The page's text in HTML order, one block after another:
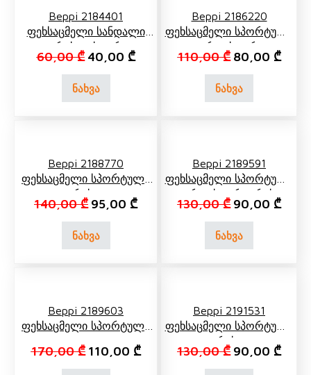
Beppi 2184401
Ფეხსაცმელი Სანდალი
Ვერცხლისფერი
60,00₾ Original price was: 60,00 ₾.
40,00 ₾Current price is: 40,00 ₾.
ნახვა
Beppi 2186220
Ფეხსაცმელი Სპორტული
Ვარდისფერი
110,00₾ Original price
80,00 ₾
ნახვა
Beppi 2188770
Ფეხსაცმელი Სპორტული
Რუხი
140,00₾ Original price was: 140,00 ₾.
95,00 ₾Current price is: 95,00 ₾.
ნახვა
Beppi 2189591
Ფეხსაცმელი Სპორტული
Ვარდისფერი, Რუხი
130,00₾ Original price
90,00 ₾
ნახვა
Beppi 2189603
Ფეხსაცმელი Სპორტული
170,00₾ Original price was: 170,00 ₾.
110,00 ₾Current price is: 110,00 ₾.
Beppi 2191531
Ფეხსაცმელი Სპორტული
Რუხი
130,00₾ Original price
90,00 ₾